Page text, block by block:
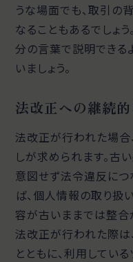
うな場面でも、取引の
なることもあるでしょ
分の言葉で説明できる
いましょう。
法改正への継続
法改正が行われた場
しが求められます。古
意図せず法令違反につ
ば、個人情報の取り扱
容が古いままでは整合
法改正が行われた際は
とともに、利用してい